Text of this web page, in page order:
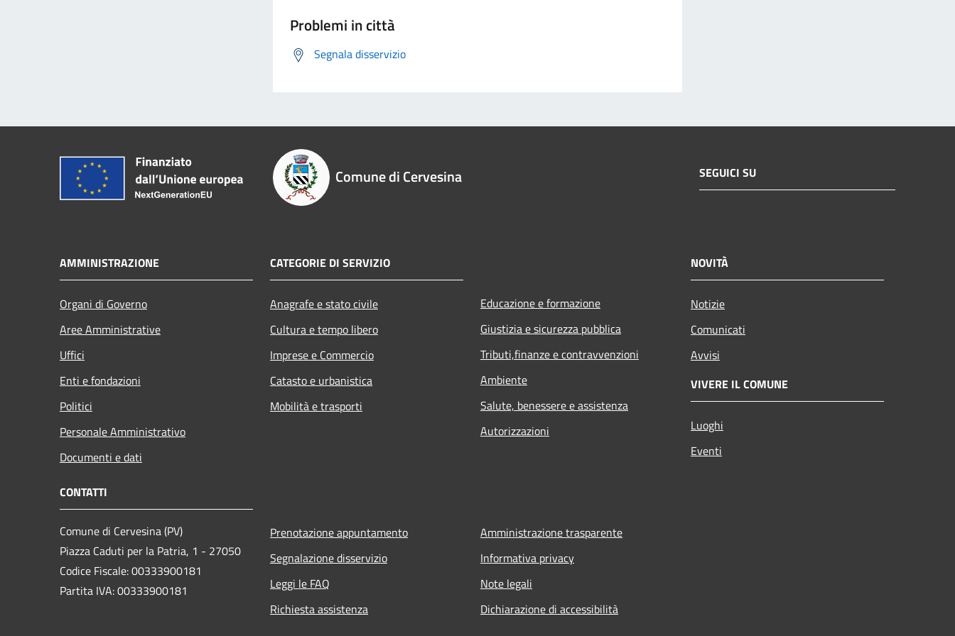
Problemi in città
Segnala disservizio
Comune di Cervesina SEGUICI SU
AMMINISTRAZIONE
Organi di Governo
Aree Amministrative
Uffici
Enti e fondazioni
Politici
Personale Amministrativo
Documenti e dati
CATEGORIE DI SERVIZIO
Anagrafe e stato civile
Cultura e tempo libero
Imprese e Commercio
Catasto e urbanistica
Mobilità e trasporti
Educazione e formazione
Giustizia e sicurezza pubblica
Tributi,finanze e contravvenzioni
Ambiente
Salute, benessere e assistenza
Autorizzazioni
NOVITÀ
Notizie
Comunicati
Avvisi
VIVERE IL COMUNE
Luoghi
Eventi
CONTATTI
Comune di Cervesina (PV)
Piazza Caduti per la Patria, 1 - 27050
Codice Fiscale: 00333900181
Partita IVA: 00333900181
Prenotazione appuntamento
Segnalazione disservizio
Leggi le FAQ
Richiesta assistenza
Amministrazione trasparente
Informativa privacy
Note legali
Dichiarazione di accessibilità